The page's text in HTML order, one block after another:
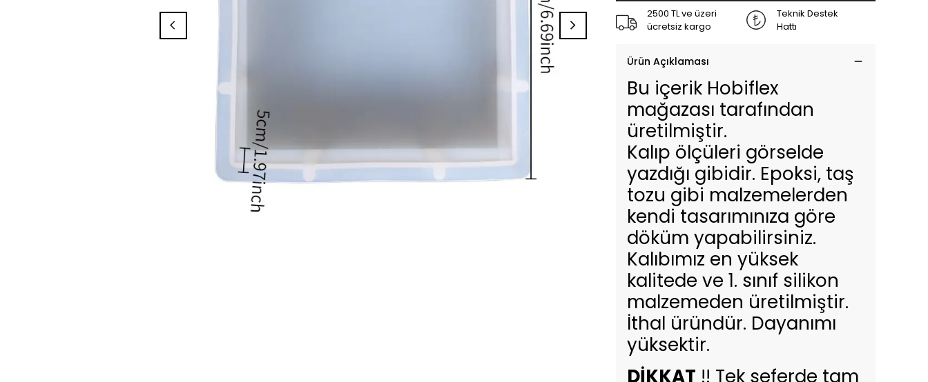
2500 TL ve üzeri
ücretsiz kargo
Teknik Destek
Hattı
Ürün Açıklaması
Bu içerik Hobiflex
mağazası tarafından
üretilmiştir.
Kalıp ölçüleri görselde
yazdığı gibidir. Epoksi, taş
tozu gibi malzemelerden
kendi tasarımınıza göre
döküm yapabilirsiniz.
Kalıbımız en yüksek
kalitede ve 1. sınıf silikon
malzemeden üretilmiştir.
İthal üründür. Dayanımı
yüksektir.
DİKKAT !! Tek seferde tam